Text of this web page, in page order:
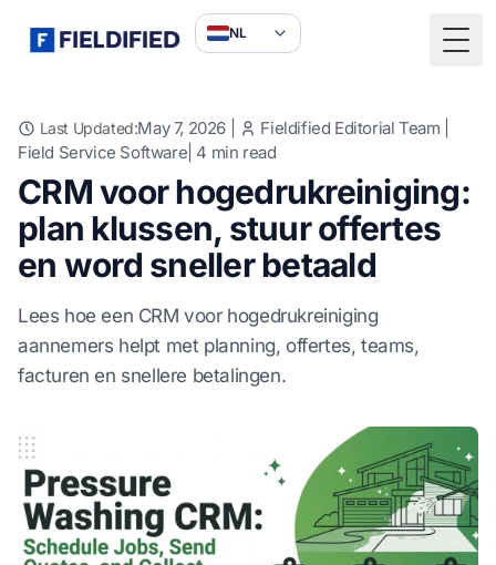
NL
Last Updated:May 7, 2026 Fieldified Editorial Team
Field Service Software 4 min read
CRM voor hogedrukreiniging:
plan klussen, stuur offertes
en word sneller betaald
Lees hoe een CRM voor hogedrukreiniging
aannemers helpt met planning, offertes, teams,
facturen en snellere betalingen.